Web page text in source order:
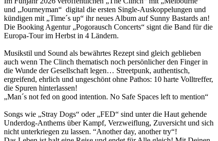
und „Journeyman“ digital die ersten Single-Auskoppelungen und
kündigen mit „Time´s up“ ihr neues Album auf Sunny Bastards an!
Die Booking Agentur „Pogorausch Concerts“ signt die Band für die
Europa-Tour im Herbst in 4 Ländern.
Musikstil und Sound als bewährtes Rezept sind gleich geblieben
auch wenn The Clinch thematisch noch persönlicher den Finger in
die Wunde der Gesellschaft legen… Streetpunk, authentisch,
ergreifend, ehrlich und ungeschönt ohne Pathos: 10 harte Volltreffer,
die Spuren hinterlassen!
„Man´s not fed on good intention. No Safe Spaces left to mention“
Songs wie „Stray Dogs“ oder „FED“ sind unter die Haut gehende
Underdog-Anthems über Kampf, Verzweiflung, Zuversicht und sich
nicht unterkriegen zu lassen. “Another day, another try“!